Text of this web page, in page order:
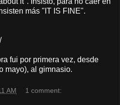
más "IT IS FINE".
fui por primera vez, desde
mayo), al gimnasio.
AM 1 comment: